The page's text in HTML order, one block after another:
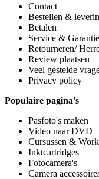
Contact
Bestellen &
Betalen
Service & Garantie
Retourneren/
Review plaatsen
Veel gestelde
Privacy policy
Populaire pagina's
Pasfoto's maken
Video naar DVD
Cursussen &
Inktcartridges
Fotocamera's
Camera